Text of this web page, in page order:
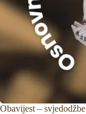
Obavijest – svjedodžbe